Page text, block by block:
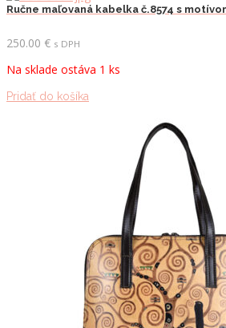
Ručne maľovaná kabelka č.8574 s
250.00 € s DPH
Na sklade ostáva 1 ks
Pridať do košíka